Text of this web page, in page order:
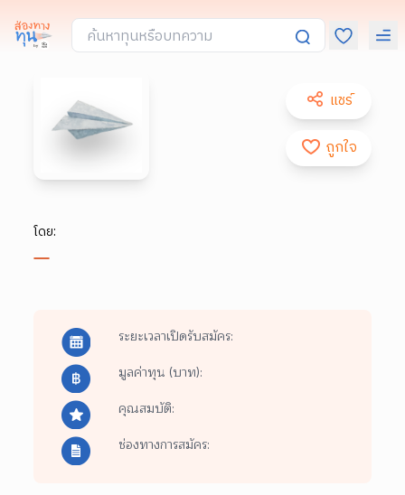
แชร์
ถูกใจ
โดย:
ระยะเวลาเปิดรับสมัคร:
มูลค่าทุน (บาท):
คุณสมบัติ:
ช่องทางการสมัคร: